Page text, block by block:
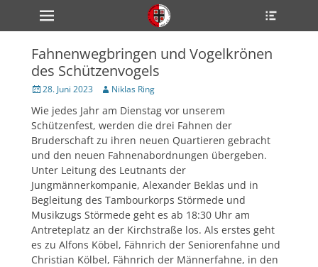
zum
Inhalt
Primärmenü
Fahnenwegbringen und Vogelkrönen
des Schützenvogels
Veröffentlicht
28. Juni 2023 Author
Niklas Ring
Wie jedes Jahr am Dienstag vor unserem
Schützenfest, werden die drei Fahnen der
Bruderschaft zu ihren neuen Quartieren gebracht
und den neuen Fahnenabordnungen übergeben.
Unter Leitung des Leutnants der
Jungmännerkompanie, Alexander Beklas und in
Begleitung des Tambourkorps Störmede und
Musikzugs Störmede geht es ab 18:30 Uhr am
Antreteplatz an der Kirchstraße los. Als erstes geht
es zu Alfons Köbel, Fähnrich der Seniorenfahne und
Christian Kölbel, Fähnrich der Männerfahne, in den